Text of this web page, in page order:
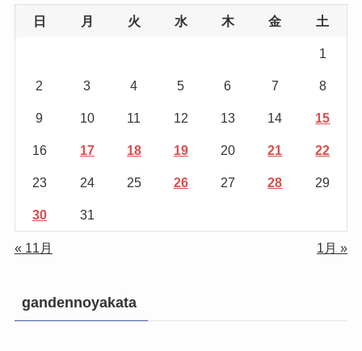
日 月 火 水 木 金 土
1
2 3 4 5 6 7 8
9 10 11 12 13 14 15
16 17 18 19 20 21 22
23 24 25 26 27 28 29
30 31
« 11月 1月 »
gandennoyakata